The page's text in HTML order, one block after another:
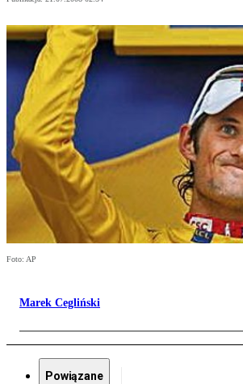
Foto: AP
Marek Cegliński
Powiązane